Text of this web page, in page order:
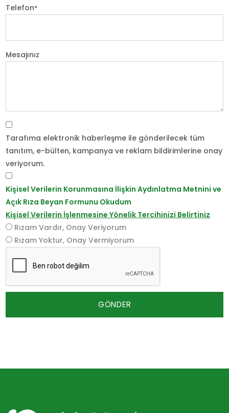
Telefon*
Mesajınız
Tarafıma elektronik haberleşme ile gönderilecek tüm
tanıtım, e-bülten, kampanya ve reklam bildirimlerine onay
veriyorum.
Kişisel Verilerin Korunmasına İlişkin Aydınlatma Metnini ve
Açık Rıza Beyan Formunu Okudum
Kişisel Verilerin İşlenmesine Yönelik Tercihinizi Belirtiniz
Rızam Vardır, Onay Veriyorum
Rızam Yoktur, Onay Vermiyorum
GÖNDER